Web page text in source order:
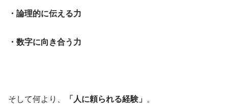
・論理的に伝える力
・数字に向き合う力
そして何より、 「人に頼られる経験」 。